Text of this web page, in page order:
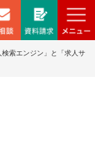
索エンジン」と「求人サ